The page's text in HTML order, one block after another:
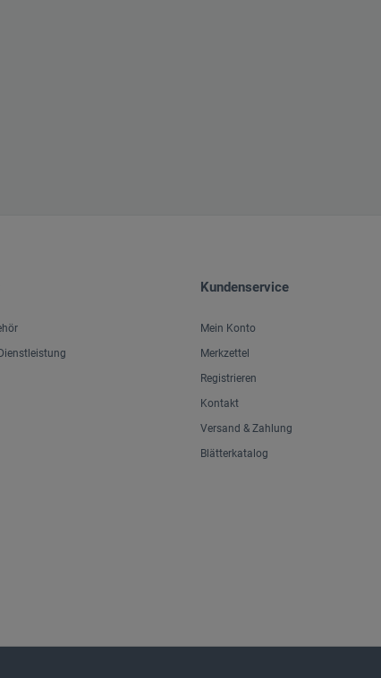
Kundenservice
Mein Konto
Merkzettel
Registrieren
Kontakt
Versand & Zahlung
Blätterkatalog